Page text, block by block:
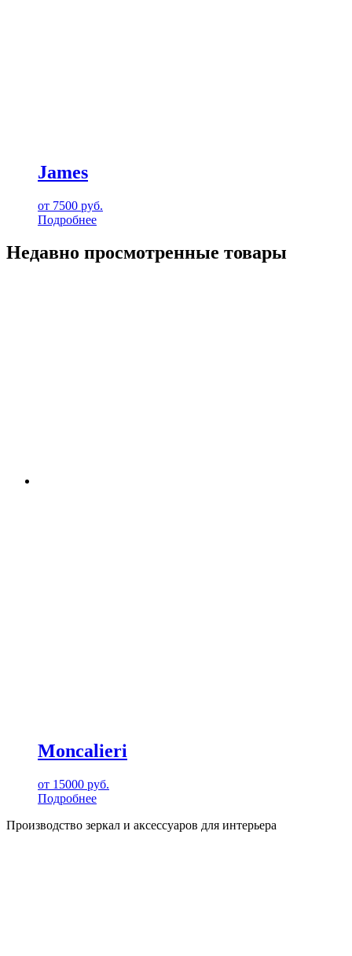
James
от 7500 руб.
Подробнее
Недавно просмотренные товары
Moncalieri
от 15000 руб.
Подробнее
Производство зеркал и аксессуаров для интерьера